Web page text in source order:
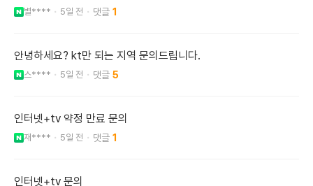
별**** 5일 전 1
안녕하세요? kt만 되는 지역 문의드립니다.
스**** 5일 전 5
인터넷+tv 약정 만료 문의
재**** 5일 전 1
인터넷+tv 문의